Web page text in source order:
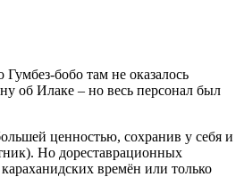
бобо там не оказалось
об Илаке – но весь персонал был
ценностью, сохранив у себя и
Но дореставрационных
времён или только